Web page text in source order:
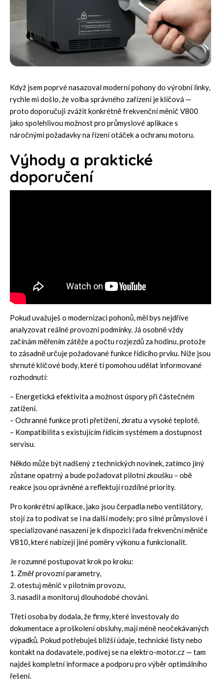
Když jsem poprvé nasazoval moderní pohony do výrobní linky,
rychle mi došlo, že volba správného zařízení je klíčová —
proto doporučuji zvážit konkrétněfrekvenční měnič V800
jako spolehlivou možnost pro průmyslové aplikace s
náročnými požadavky na řízení otáček a ochranu motoru.
Výhody a praktické
doporučení
Pokud uvažuješ o modernizaci pohonů, měl bys nejdříve
analyzovat reálné provozní podmínky. Já osobně vždy
začínám měřením zátěže a počtu rozjezdů za hodinu, protože
to zásadně určuje požadované funkce řídicího prvku. Níže jsou
shrnuté klíčové body, které ti pomohou udělat informované
rozhodnutí:
– Energetická efektivita a možnost úspory při částečném
zatížení.
– Ochranné funkce proti přetížení, zkratu a vysoké teplotě.
– Kompatibilita s existujícím řídicím systémem a dostupnost
servisu.
Někdo může být nadšený z technických novinek, zatímco jiný
zůstane opatrný a bude požadovat pilotní zkoušku – obě
reakce jsou oprávněné a reflektují rozdílné priority.
Pro konkrétní aplikace, jako jsou čerpadla nebo ventilátory,
stojí za to podívat se i na další modely; pro silné průmyslové i
specializované nasazení je k dispozici řadafrekvenční měniče
V810, které nabízejí jiné poměry výkonu a funkcionalit.
Je rozumné postupovat krok po kroku:
1. Změř provozní parametry,
2. otestuj měnič v pilotním provozu,
3. nasadil a monitoruj dlouhodobé chování.
Třetí osoba by dodala, že firmy, které investovaly do
dokumentace a proškolení obsluhy, mají méně neočekávaných
výpadků. Pokud potřebuješ bližší údaje, technické listy nebo
kontakt na dodavatele, podívej se naelektro-motor.cz — tam
najdeš kompletní informace a podporu pro výběr optimálního
řešení.